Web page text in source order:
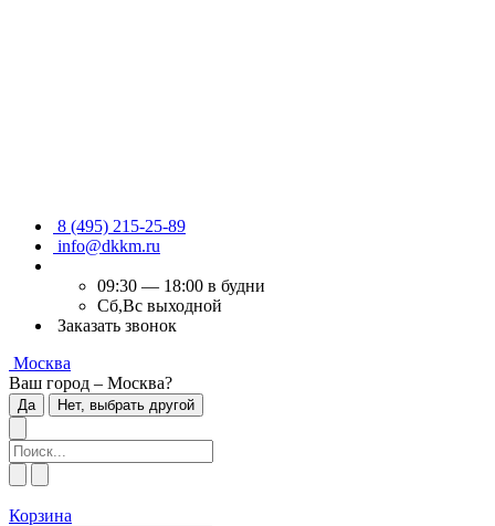
8 (495) 215-25-89
info@dkkm.ru
09:30 — 18:00 в будни
Сб,Вс выходной
Заказать звонок
Москва
Ваш город – Москва?
Да Нет, выбрать другой
Корзина